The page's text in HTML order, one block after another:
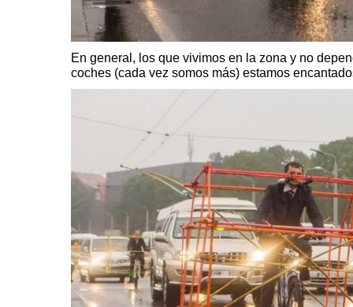
En general, los que vivimos en la zona y no
coches (cada vez somos más) estamos